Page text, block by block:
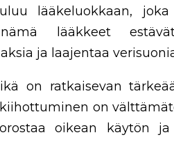
lääkeluokkaan,
lääkkeet
ja laajentaa
on ratkaisevan
kiihottuminen on
oikean käytön ja